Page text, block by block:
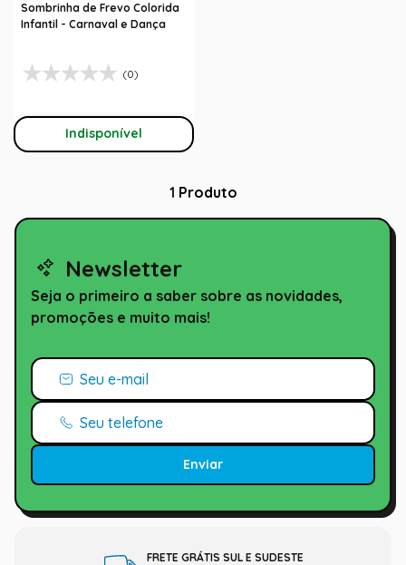
Sombrinha de Frevo Colorida
Infantil - Carnaval e Dança
(0)
Indisponível
1 Produto
Newsletter
Seja o primeiro a saber sobre as novidades,
promoções e muito mais!
Enviar
FRETE GRÁTIS SUL E SUDESTE